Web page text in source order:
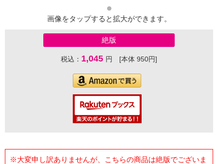
画像をタップすると拡大ができます。
絶版
税込： 1,045 円 [本体 950円]
※大変申し訳ありませんが、こちらの商品は絶版でございま